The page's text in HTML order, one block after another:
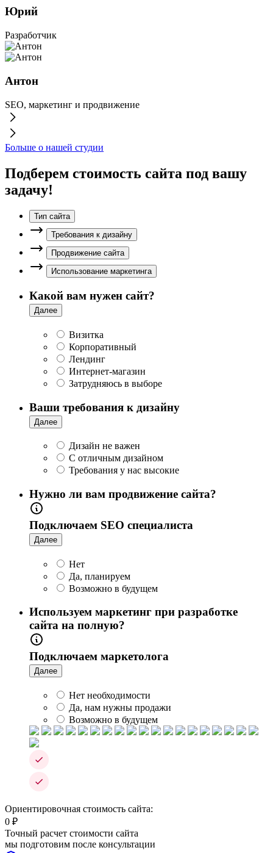
Юрий
Разработчик
Антон
SEO, маркетинг и продвижение
Больше о нашей студии
Подберем стоимость сайта под вашу
задачу!
Тип сайта
Требования к дизайну
Продвижение сайта
Использование маркетинга
Какой вам нужен сайт?
Далее
Визитка
Корпоративный
Лендинг
Интернет-магазин
Затрудняюсь в выборе
Ваши требования к дизайну
Далее
Дизайн не важен
С отличным дизайном
Требования у нас высокие
Нужно ли вам продвижение сайта?
Подключаем SEO специалиста
Далее
Нет
Да, планируем
Возможно в будущем
Используем маркетинг при разработке
сайта на полную?
Подключаем маркетолога
Далее
Нет необходимости
Да, нам нужны продажи
Возможно в будущем
Ориентировочная стоимость сайта:
0 ₽
Точный расчет стоимости сайта
мы подготовим после консультации